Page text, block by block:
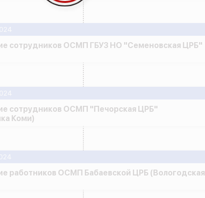
работников ОСМП Бабаевской ЦРБ (Вологодская
сотрудников ОСМП "Печорская ЦРБ"
Коми)
сотрудников ОСМП ГБУЗ НО "Семеновская ЦРБ"